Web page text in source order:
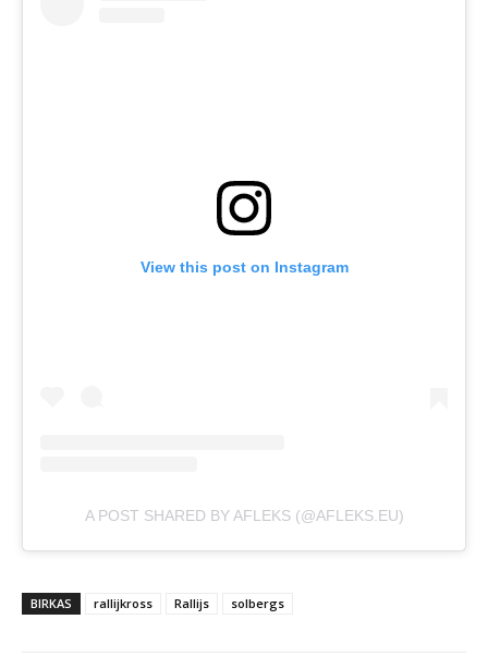
View this post on Instagram
A POST SHARED BY AFLEKS (@AFLEKS.EU)
BIRKAS rallijkross Rallijs solbergs